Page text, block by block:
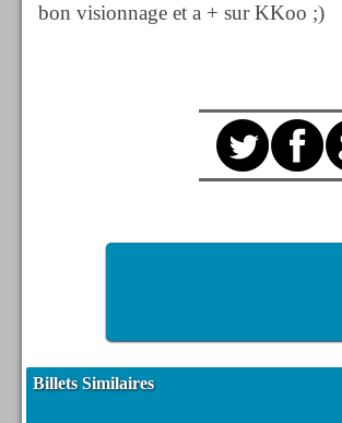
bon visionnage et a + sur KKoo ;)
Billets Similaires